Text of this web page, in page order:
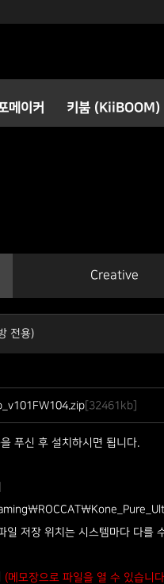
메이커 키붐 (KiiBOOM)
Creative
전용)
[32461kb]
푸신 후 설치하시면 됩니다.
저장 위치는 시스템마다 다를
(메모장으로 파일을 열 수 있습니